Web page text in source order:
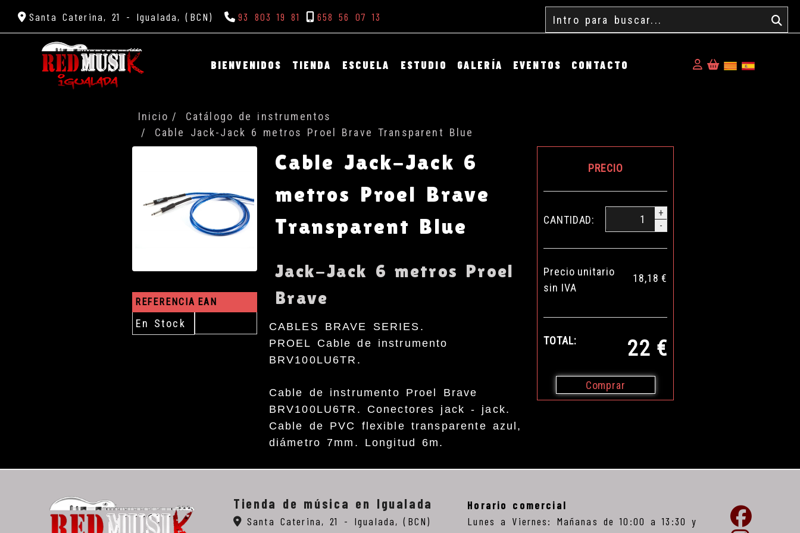
Santa Caterina, 21 - Igualada,(BCN) 93 803 19 81 658 56 07 13 Buscar
BIENVENIDOS TIENDA ESCUELA ESTUDIO GALERÍA EVENTOS CONTACTO Identifícate
Inicio
Catálogo de instrumentos
Cable Jack-Jack 6 metros Proel Brave Transparent Blue
REFERENCIA
En Stock
EAN
Cable Jack-Jack 6
metros Proel Brave
Transparent Blue
Jack-Jack 6 metros Proel
Brave
CABLES BRAVE SERIES.
PROEL Cable de instrumento
BRV100LU6TR.
Cable de instrumento Proel Brave
BRV100LU6TR. Conectores jack - jack.
Cable de PVC flexible transparente azul,
diámetro 7mm. Longitud 6m.
PRECIO
CANTIDAD:
+
-
Precio unitario
sin IVA
18,18 €
TOTAL: 22 €
Comprar
Tienda de música en Igualada
Santa Caterina, 21 - Igualada,(BCN)
Horario comercial
Lunes a Viernes: Mañanas de 10:00 a 13:30 y